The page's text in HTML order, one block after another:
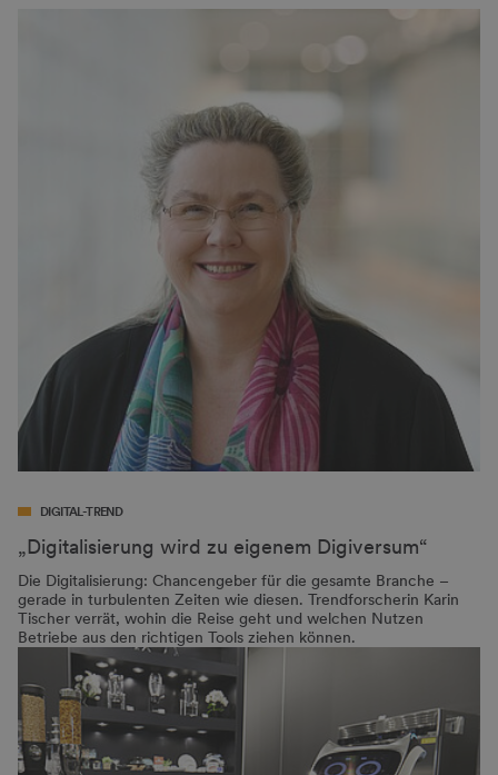
DIGITAL-TREND
„Digitalisierung wird zu eigenem Digiversum“
Die Digitalisierung: Chancengeber für die gesamte Branche –
gerade in turbulenten Zeiten wie diesen. Trendforscherin Karin
Tischer verrät, wohin die Reise geht und welchen Nutzen
Betriebe aus den richtigen Tools ziehen können.